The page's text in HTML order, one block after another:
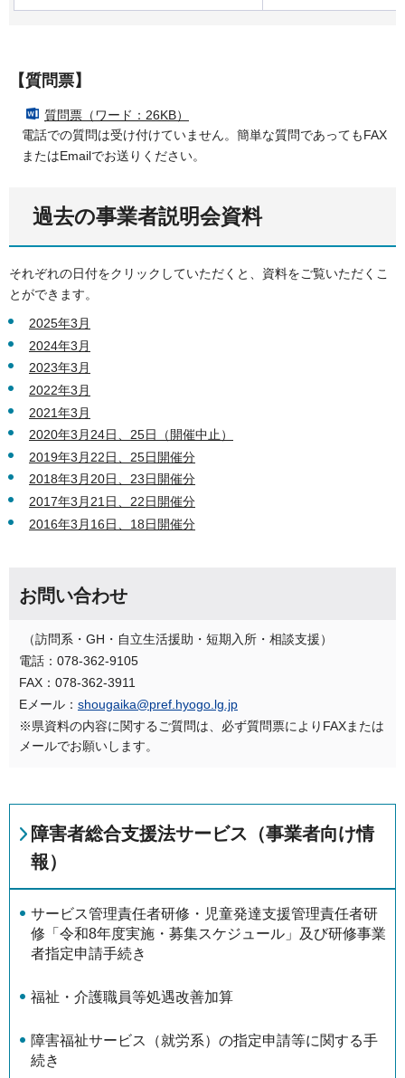
【質問票】
質問票（ワード：26KB）
電話での質問は受け付けていません。簡単な質問であってもFAX
またはEmailでお送りください。
過去の事業者説明会資料
それぞれの日付をクリックしていただくと、資料をご覧いただくこ
とができます。
2025年3月
2024年3月
2023年3月
2022年3月
2021年3月
2020年3月24日、25日（開催中止）
2019年3月22日、25日開催分
2018年3月20日、23日開催分
2017年3月21日、22日開催分
2016年3月16日、18日開催分
お問い合わせ
（訪問系・GH・自立生活援助・短期入所・相談支援）
電話：078-362-9105
FAX：078-362-3911
Eメール： shougaika@pref.hyogo.lg.jp
※県資料の内容に関するご質問は、必ず質問票によりFAXまたは
メールでお願いします。
障害者総合支援法サービス（事業者向け情
報）
サービス管理責任者研修・児童発達支援管理責任者研
修「令和8年度実施・募集スケジュール」及び研修事業
者指定申請手続き
福祉・介護職員等処遇改善加算
障害福祉サービス（就労系）の指定申請等に関する手
続き